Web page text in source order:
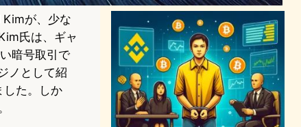
が、少な
氏は、ギャ
暗号取引で
ノとして紹
した。しか